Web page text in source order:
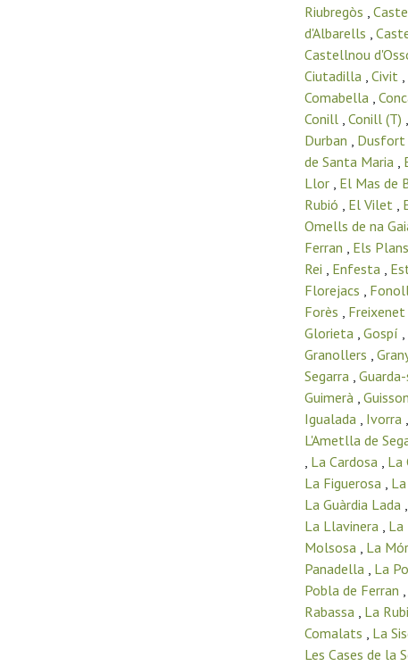
Riubregòs ,
d'Albarells ,
Castellnou
Ciutadilla , Civit ,
Comabella ,
Conill , Conill (T) ,
Durban , Dusfort
de Santa Maria ,
Llor , El Mas de
Rubió , El Vilet ,
Omells de na
Ferran , Els
Rei , Enfesta ,
Florejacs ,
Forès , Freixenet
Glorieta , Gospí ,
Granollers ,
Segarra ,
Guimerà ,
Igualada , Ivorra ,
L'Ametlla de
, La Cardosa , La
La Figuerosa ,
La Guàrdia Lada ,
La Llavinera , La
Molsosa , La
Panadella , La
Pobla de Ferran ,
Rabassa , La
Comalats , La
Les Cases de la